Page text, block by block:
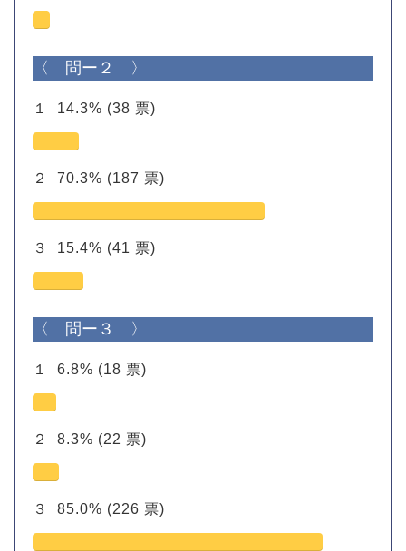
〈 問ー２ 〉
１ 14.3% (38 票)
２ 70.3% (187 票)
３ 15.4% (41 票)
〈 問ー３ 〉
１ 6.8% (18 票)
２ 8.3% (22 票)
３ 85.0% (226 票)